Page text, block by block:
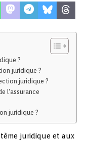
?
juridique ?
juridique ?
l’assurance
juridique ?
juridique et aux